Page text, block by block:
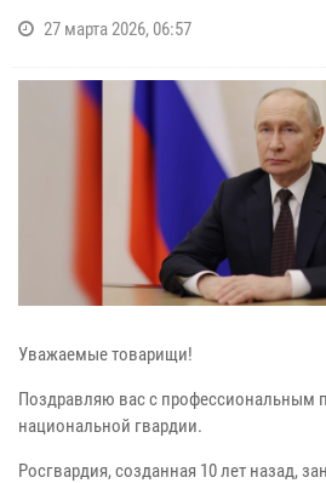
27 марта 2026, 06:57
Уважаемые товарищи!
Поздравляю вас с профессиональным
национальной гвардии.
Росгвардия, созданная 10 лет назад,